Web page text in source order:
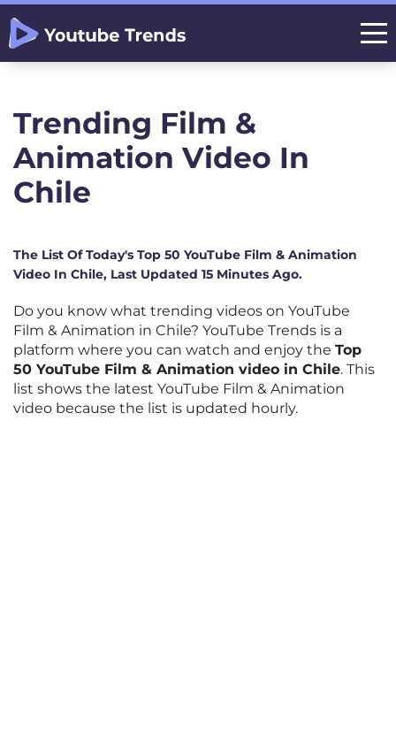
Trending Film &
Animation Video In
Chile
The List Of Today's Top 50 YouTube Film & Animation
Video In Chile, Last Updated 15 Minutes Ago.
Do you know what trending videos on YouTube
Film & Animation in Chile? YouTube Trends is a
platform where you can watch and enjoy the Top
50 YouTube Film & Animation video in Chile. This
list shows the latest YouTube Film & Animation
video because the list is updated hourly.